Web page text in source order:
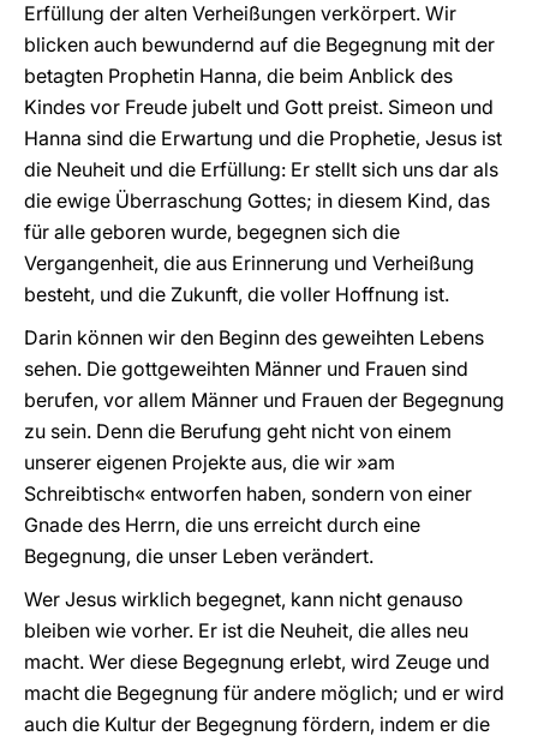
Erfüllung der alten Verheißungen verkörpert. Wir
blicken auch bewundernd auf die Begegnung mit der
betagten Prophetin Hanna, die beim Anblick des
Kindes vor Freude jubelt und Gott preist. Simeon und
Hanna sind die Erwartung und die Prophetie, Jesus ist
die Neuheit und die Erfüllung: Er stellt sich uns dar als
die ewige Überraschung Gottes; in diesem Kind, das
für alle geboren wurde, begegnen sich die
Vergangenheit, die aus Erinnerung und Verheißung
besteht, und die Zukunft, die voller Hoffnung ist.
Darin können wir den Beginn des geweihten Lebens
sehen. Die gottgeweihten Männer und Frauen sind
berufen, vor allem Männer und Frauen der Begegnung
zu sein. Denn die Berufung geht nicht von einem
unserer eigenen Projekte aus, die wir »am
Schreibtisch« entworfen haben, sondern von einer
Gnade des Herrn, die uns erreicht durch eine
Begegnung, die unser Leben verändert.
Wer Jesus wirklich begegnet, kann nicht genauso
bleiben wie vorher. Er ist die Neuheit, die alles neu
macht. Wer diese Begegnung erlebt, wird Zeuge und
macht die Begegnung für andere möglich; und er wird
auch die Kultur der Begegnung fördern, indem er die